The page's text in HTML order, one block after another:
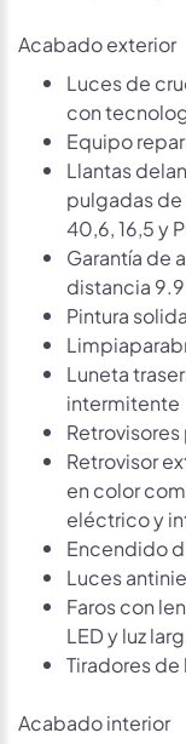
Acabado exterior
Luces de
con
Equipo
Llantas
pulgadas
40,6, 16,5 y
Garantía de
distancia
Pintura solida
Luneta
intermitente
Retrovisor
en color
eléctrico y
Encendido
Luces
Faros con
LED y luz
Tiradores de
Acabado interior